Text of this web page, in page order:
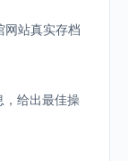
网站真实存档
，给出最佳操